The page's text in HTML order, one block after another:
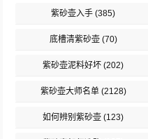
紫砂壶入手 (385)
底槽清紫砂壶(70)
紫砂壶泥料好坏 (202)
紫砂壶大师名单(2128)
如何辨别紫砂壶 (123)